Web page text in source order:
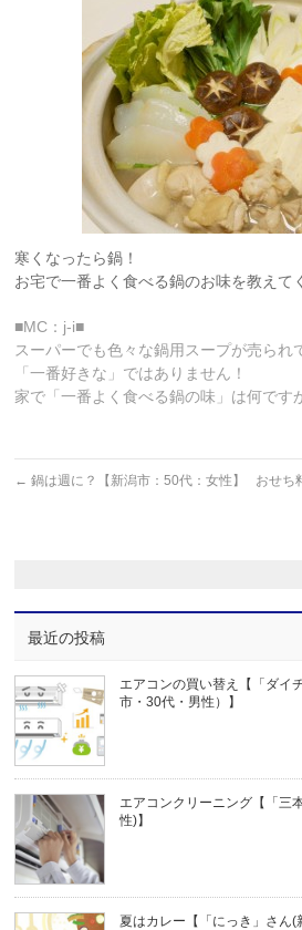
寒くなったら鍋！
お宅で一番よく食べる鍋のお味を教えて
■MC：j-i■
スーパーでも色々な鍋用スープが売られ
「一番好きな」ではありません！
家で「一番よく食べる鍋の味」は何です
← 鍋は週に？【新潟市：50代：女性】
おせち
最近の投稿
エアコンの買い替え【「ダイ
市・30代・男性）】
エアコンクリーニング【「三
性)】
夏はカレー【「にっき」さん(